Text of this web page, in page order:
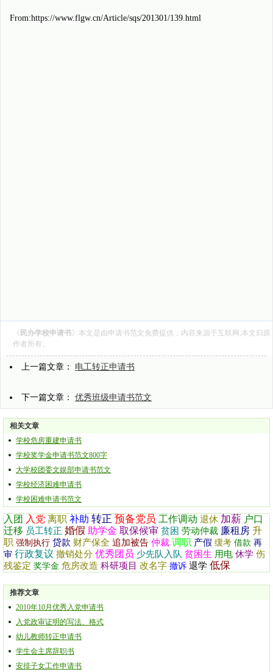
From:https://www.flgw.cn/Article/sqs/201301/139.html
《 民办学校申请书》本文是由申请书范文免费提供，内容来源于互联网,本文归原
作者所有。
上一篇文章： 电工转正申请书
下一篇文章： 优秀班级申请书范文
相关文章
学校危房重建申请书
学校奖学金申请书范文800字
大学校团委文娱部申请书范文
学校经济困难申请书
学校困难申请书范文
入团 入党 离职 补助 转正 预备党员 工作调动 退休 加薪 户口
迁移 员工转正 婚假 助学金 取保候审 贫困 劳动仲裁 廉租房 升
职 强制执行 贷款 财产保全 追加被告 仲裁 调职 产假 缓考 借款 再
审 行政复议 撤销处分 优秀团员 少先队入队 贫困生 用电 休学 伤
残鉴定 奖学金 危房改造 科研项目 改名字 撤诉 退学 低保
推荐文章
2010年10月优秀入党申请书
入党政审证明的写法、格式
幼儿教师转正申请书
学生会主席辞职书
安排子女工作申请书